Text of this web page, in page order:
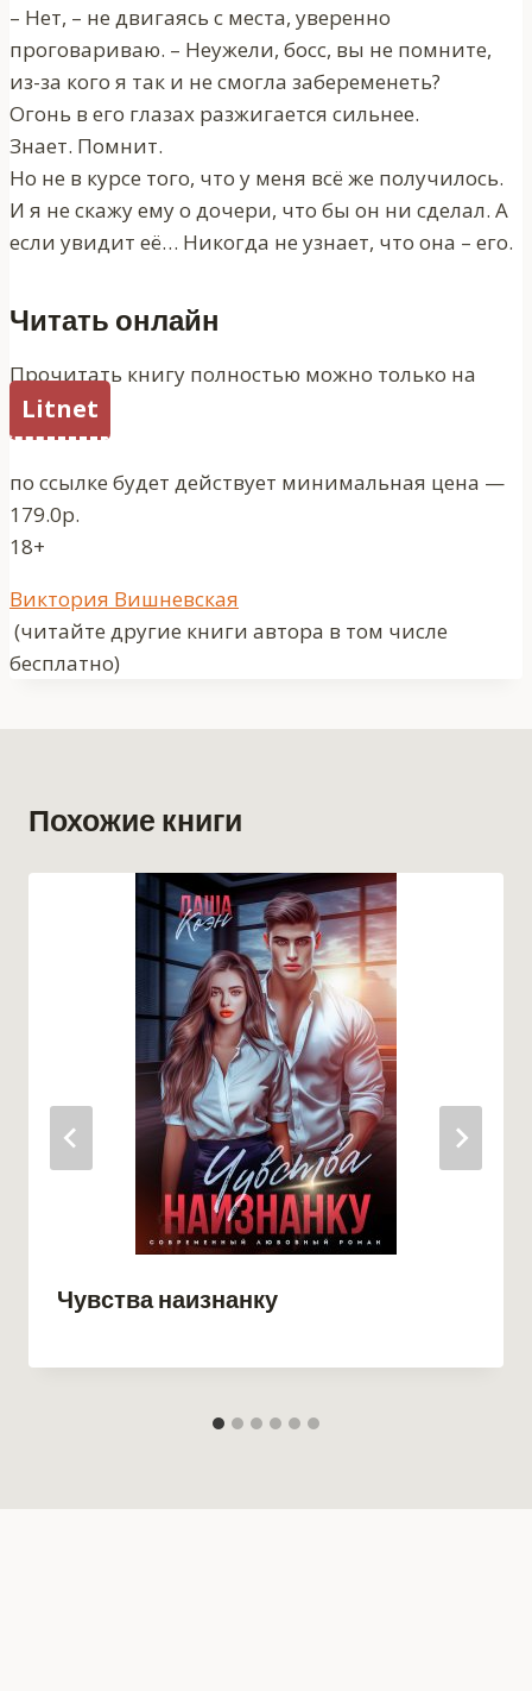
– Нет, – не двигаясь с места, уверенно
проговариваю. – Неужели, босс, вы не помните,
из-за кого я так и не смогла забеременеть?
Огонь в его глазах разжигается сильнее.
Знает. Помнит.
Но не в курсе того, что у меня всё же получилось.
И я не скажу ему о дочери, что бы он ни сделал. А
если увидит её… Никогда не узнает, что она – его.
Читать онлайн
Прочитать книгу полностью можно только на
Litnet
по ссылке будет действует минимальная цена —
179.0р.
18+
Метки
записи:
Виктория Вишневская
(читайте другие книги автора в том числе
бесплатно)
Похожие книги
Чувства наизнанку